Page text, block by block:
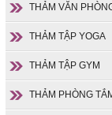
THẢM VĂN
THẢM TẬP YOGA
THẢM TẬP GYM
THẢM PHÒNG